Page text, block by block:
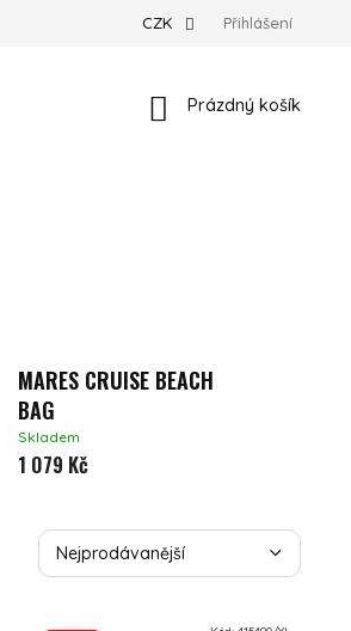
CZK Přihlášení
Nákupní košík
Prázdný košík
MARES CRUISE BEACH
BAG
Skladem
1 079 Kč
ŘAZENÍ PRODUKTŮ
Nejprodávanější